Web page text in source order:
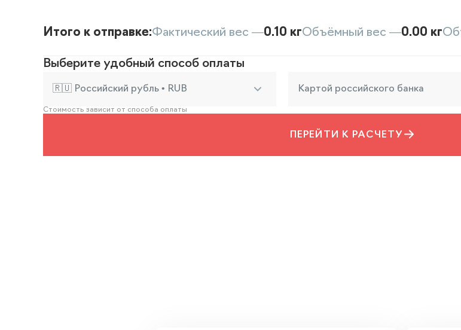
Итого к отправке:Фактический вес —0.10 кгОбъёмный вес —0.00 кг
Выберите удобный способ оплаты
🇷🇺 Российский рубль • RUB Картой российского банка
Стоимость зависит от способа оплаты
ПЕРЕЙТИ К РАСЧЕТУ